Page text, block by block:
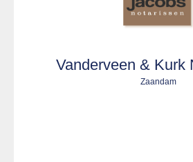
Vanderveen & Kurk
Zaandam